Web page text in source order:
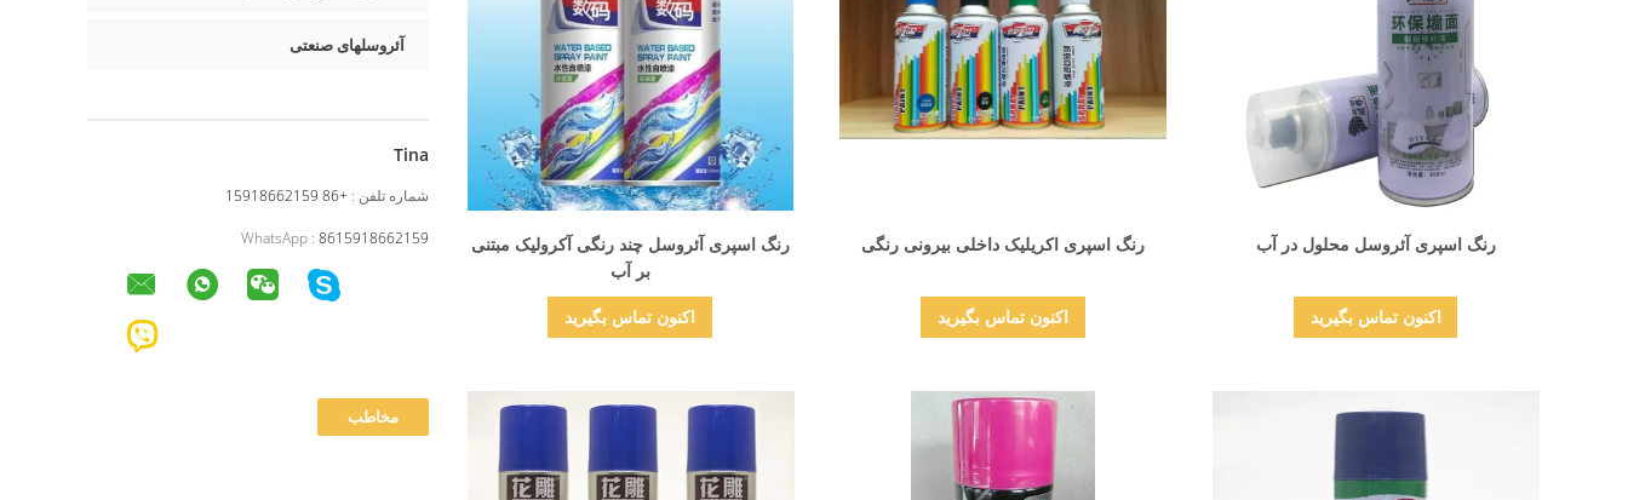
آئروسلهای صنعتی
Tina
شماره تلفن : +86 15918662159
WhatsApp : 8615918662159 نمایش جزئیات
رنگ اسپری آئروسل چند رنگی آکرولیک مبتنی
بر آب
اکنون تماس بگیرید
رنگ اسپری اکریلیک داخلی بیرونی رنگی
اکنون تماس بگیرید
نمایش جزئیات
رنگ اسپری آئروسل محلول در آب
اکنون تماس بگیرید